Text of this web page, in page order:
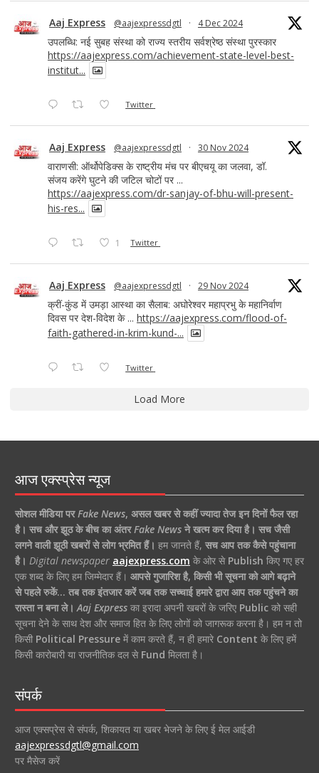
Aaj Express @aajexpressdgtl · 4 Dec 2024
उपलब्धि: नई सुबह संस्था को राज्य स्तरीय सर्वश्रेष्ठ संस्था पुरस्कार
https://aajexpress.com/achievement-state-level-best-
institut...
Twitter
Aaj Express @aajexpressdgtl · 30 Nov 2024
वाराणसी: ऑर्थोपेडिक्स के राष्ट्रीय मंच पर बीएचयू का जलवा, डॉ.
संजय करेंगे घुटने की जटिल चोटों पर ...
https://aajexpress.com/dr-sanjay-of-bhu-will-present-
his-res...
1 Twitter
Aaj Express @aajexpressdgtl · 29 Nov 2024
क्रीं-कुंड में उमड़ा आस्था का सैलाब: अघोरेश्वर महाप्रभु के महानिर्वाण
दिवस पर देश-विदेश के ... https://aajexpress.com/flood-of-
faith-gathered-in-krim-kund-...
Twitter
Load More
आज एक्स्प्रेस न्यूज
सोशल मीडिया परFake News, असल खबर से कहीं ज्यादा तेज इन दिनों फैल रहा
है। सच और झूठ के बीच का अंतरFake Newsने खत्म कर दिया है। सच जैसी
लगने वाली झूठी खबरों से लोग भ्रमित हैं। हम जानते हैं, सच आप तक कैसे पहुंचाना
है। Digital newspaper aajexpress.com के ओर से Publish किए गए हर
एक शब्द के लिए हम जिम्मेदार हैं। आपसे गुजारिश है, किसी भी सूचना को आगे बढ़ाने
से पहले रुकें… तब तक इंतजार करें जब तक सच्चाई हमारे द्वारा आप तक पहुंचने का
रास्ता न बना ले। Aaj Expressका इरादा अपनी खबरों के जरिए Publicको सही
सूचना देने के साथ देश और समाज हित के लिए लोगों को जागरूक करना है। हम न तो
किसी Political Pressureमें काम करते हैं, न ही हमारे Content के लिए हमें
किसी कारोबारी या राजनीतिक दल से Fund मिलता है।
संपर्क
आज एक्सप्रेस से संपर्क, शिकायत या खबर भेजने के लिए ई मेल आईडी
aajexpressdgtl@gmail.com
पर मैसेज करें